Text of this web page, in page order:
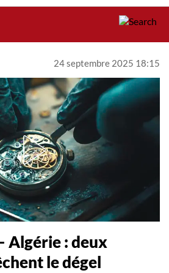
24 septembre 2025 18:15
Algérie : deux
le dégel